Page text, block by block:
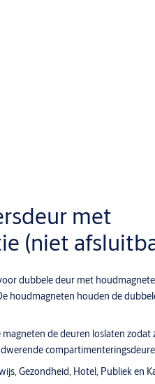
met
(niet
dubbele deur met
houdmagneten houden de
de deuren loslaten
Gezondheid, Hotel, Publiek en